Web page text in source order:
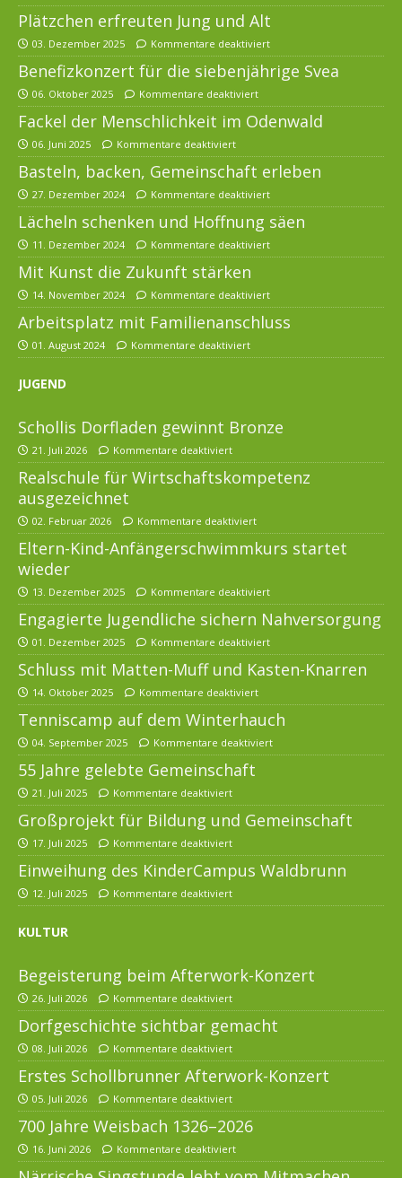
Plätzchen erfreuten Jung und Alt
03. Dezember 2025 Kommentare deaktiviert
Benefizkonzert für die siebenjährige Svea
06. Oktober 2025 Kommentare deaktiviert
Fackel der Menschlichkeit im Odenwald
06. Juni 2025 Kommentare deaktiviert
Basteln, backen, Gemeinschaft erleben
27. Dezember 2024 Kommentare deaktiviert
Lächeln schenken und Hoffnung säen
11. Dezember 2024 Kommentare deaktiviert
Mit Kunst die Zukunft stärken
14. November 2024 Kommentare deaktiviert
Arbeitsplatz mit Familienanschluss
01. August 2024 Kommentare deaktiviert
JUGEND
Schollis Dorfladen gewinnt Bronze
21. Juli 2026 Kommentare deaktiviert
Realschule für Wirtschaftskompetenz
ausgezeichnet
02. Februar 2026 Kommentare deaktiviert
Eltern-Kind-Anfängerschwimmkurs startet
wieder
13. Dezember 2025 Kommentare deaktiviert
Engagierte Jugendliche sichern Nahversorgung
01. Dezember 2025 Kommentare deaktiviert
Schluss mit Matten-Muff und Kasten-Knarren
14. Oktober 2025 Kommentare deaktiviert
Tenniscamp auf dem Winterhauch
04. September 2025 Kommentare deaktiviert
55 Jahre gelebte Gemeinschaft
21. Juli 2025 Kommentare deaktiviert
Großprojekt für Bildung und Gemeinschaft
17. Juli 2025 Kommentare deaktiviert
Einweihung des KinderCampus Waldbrunn
12. Juli 2025 Kommentare deaktiviert
KULTUR
Begeisterung beim Afterwork-Konzert
26. Juli 2026 Kommentare deaktiviert
Dorfgeschichte sichtbar gemacht
08. Juli 2026 Kommentare deaktiviert
Erstes Schollbrunner Afterwork-Konzert
05. Juli 2026 Kommentare deaktiviert
700 Jahre Weisbach 1326–2026
16. Juni 2026 Kommentare deaktiviert